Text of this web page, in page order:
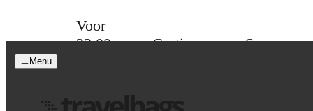
Voor
23:00
Gratis
Spaar
Menu